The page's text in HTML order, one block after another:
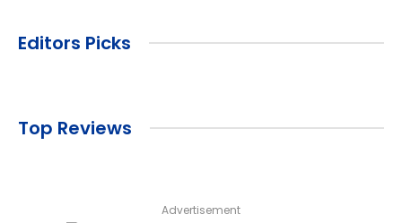
Editors Picks
Top Reviews
Advertisement